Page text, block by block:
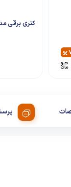
کتری برقی مدرنا